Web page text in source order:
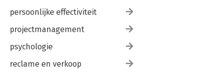
persoonlijke effectiviteit
projectmanagement
psychologie
reclame en verkoop